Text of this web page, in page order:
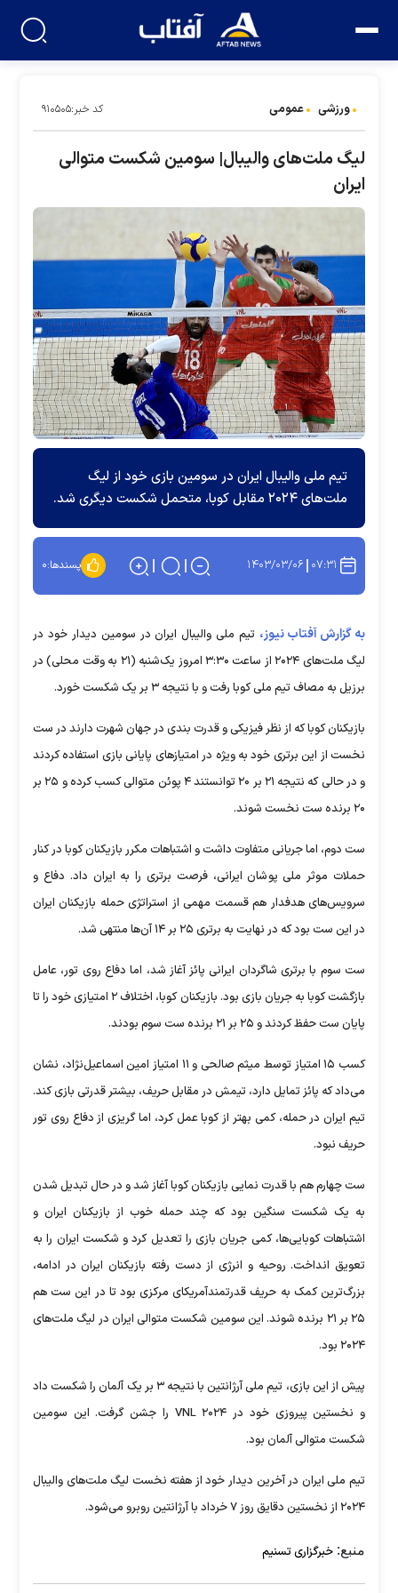
ورزشی عمومی کد خبر:۹۱۰۵۰۵
لیگ ملت‌های والیبال| سومین شکست متوالی
ایران
تیم ملی والیبال ایران در سومین بازی خود از لیگ
ملت‌های ۲۰۲۴ مقابل کوبا، متحمل شکست دیگری شد.
۰۷:۳۱ ۱۴۰۳/۰۳/۰۶ پسندها:۰
به گزارش آفتاب نیوز، تیم ملی والیبال ایران در سومین دیدار خود در
لیگ ملت‌های ۲۰۲۴ از ساعت ۳:۳۰ امروز یک‌شنبه (۲۱ به وقت محلی) در
برزیل به مصاف تیم ملی کوبا رفت و با نتیجه ۳ بر یک شکست خورد.
بازیکنان کوبا که از نظر فیزیکی و قدرت بندی در جهان شهرت دارند در ست
نخست از این برتری خود به ویژه در امتیاز‌های پایانی بازی استفاده کردند
و در حالی که نتیجه ۲۱ بر ۲۰ توانستند ۴ پوئن متوالی کسب کرده و ۲۵ بر
۲۰ برنده ست نخست شوند.
ست دوم، اما جریانی متفاوت داشت و اشتباهات مکرر بازیکنان کوبا در کنار
حملات موثر ملی پوشان ایرانی، فرصت برتری را به ایران داد. دفاع و
سرویس‌های هدفدار هم قسمت مهمی از استراتژی حمله بازیکنان ایران
در این ست بود که در نهایت به برتری ۲۵ بر ۱۴ آن‌ها منتهی شد.
ست سوم با برتری شاگردان ایرانی پائز آغاز شد، اما دفاع روی تور، عامل
بازگشت کوبا به جریان بازی بود. بازیکنان کوبا، اختلاف ۲ امتیازی خود را تا
پایان ست حفظ کردند و ۲۵ بر ۲۱ برنده ست سوم بودند.
کسب ۱۵ امتیاز توسط میثم صالحی و ۱۱ امتیاز امین اسماعیل‌نژاد، نشان
می‌داد که پائز تمایل دارد، تیمش در مقابل حریف، بیشتر قدرتی بازی کند.
تیم ایران در حمله، کمی بهتر از کوبا عمل کرد، اما گریزی از دفاع روی تور
حریف نبود.
ست چهارم هم با قدرت نمایی بازیکنان کوبا آغاز شد و در حال تبدیل شدن
به یک شکست سنگین بود که چند حمله خوب از بازیکنان ایران و
اشتباهات کوبایی‌ها، کمی جریان بازی را تعدیل کرد و شکست ایران را به
تعویق انداخت. روحیه و انرژی از دست رفته بازیکنان ایران در ادامه،
بزرگ‌ترین کمک به حریف قدرتمندآمریکای مرکزی بود تا در این ست هم
۲۵ بر ۲۱ برنده شوند. این سومین شکست متوالی ایران در لیگ ملت‌های
۲۰۲۴ بود.
پیش از این بازی، تیم ملی آرژانتین با نتیجه ۳ بر یک آلمان را شکست داد
و نخستین پیروزی خود در VNL ۲۰۲۴ را جشن گرفت. این سومین
شکست متوالی آلمان بود.
تیم ملی ایران در آخرین دیدار خود از هفته نخست لیگ ملت‌های والیبال
۲۰۲۴ از نخستین دقایق روز ۷ خرداد با آرژانتین روبرو می‌شود.
منبع: خبرگزاری تسنیم